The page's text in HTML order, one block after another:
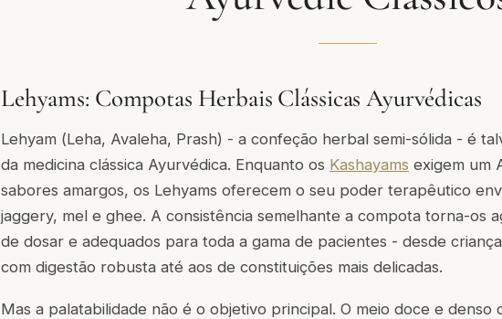
Lehyams: Compotas Herbais Clássicas Ayurvédicas
Lehyam (Leha, Avaleha, Prash) - a confeção herbal semi-sólida - é
da medicina clássica Ayurvédica. Enquanto os Kashayams exigem um
sabores amargos, os Lehyams oferecem o seu poder terapêutico
jaggery, mel e ghee. A consistência semelhante a compota torna-os
de dosar e adequados para toda a gama de pacientes - desde
com digestão robusta até aos de constituições mais delicadas.
Mas a palatabilidade não é o objetivo principal. O meio doce e denso